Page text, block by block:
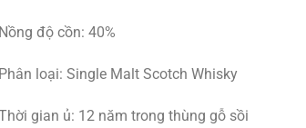
Nồng độ cồn: 40%
Phân loại: Single Malt Scotch Whisky
gian ủ: 12 năm trong thùng gỗ sồi